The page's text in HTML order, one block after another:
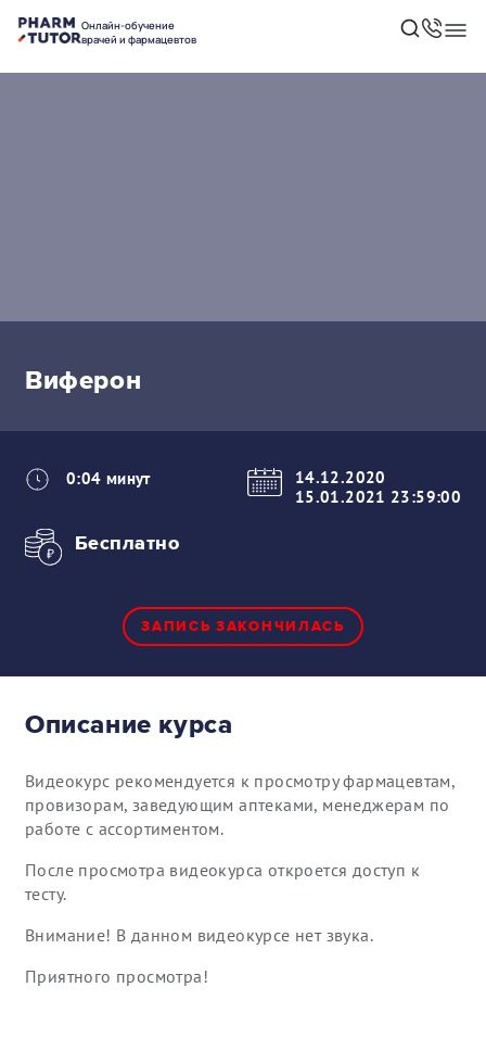
Онлайн-обучение
врачей и фармацевтов
Виферон
0:04 минут
14.12.2020
15.01.2021 23:59:00
Бесплатно
ЗАПИСЬ ЗАКОНЧИЛАСЬ
Описание курса
Видеокурс рекомендуется к просмотру фармацевтам,
провизорам, заведующим аптеками, менеджерам по
работе с ассортиментом.
После просмотра видеокурса откроется доступ к
тесту.
Внимание! В данном видеокурсе нет звука.
Приятного просмотра!